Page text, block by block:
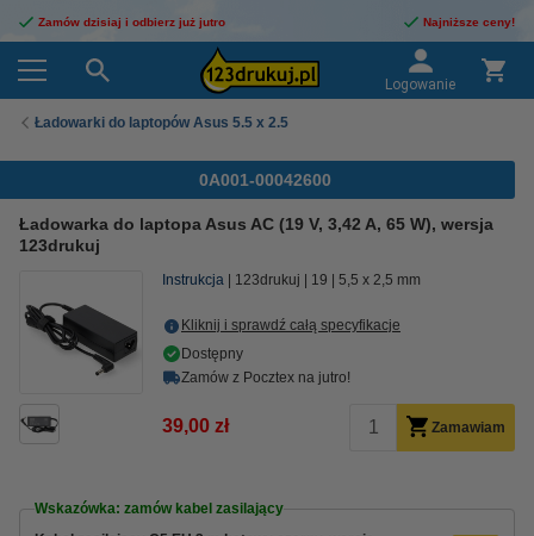
Zamów dzisiaj i odbierz już jutro Najniższe ceny!
Logowanie
Ładowarki do laptopów Asus 5.5 x 2.5
0A001-00042600
Ładowarka do laptopa Asus AC (19 V, 3,42 A, 65 W), wersja
123drukuj
Instrukcja 123drukuj 19 5,5 x 2,5 mm
Kliknij i sprawdź całą specyfikacje
Dostępny
Zamów z Pocztex na jutro!
39,00 zł Zamawiam
Wskazówka: zamów kabel zasilający